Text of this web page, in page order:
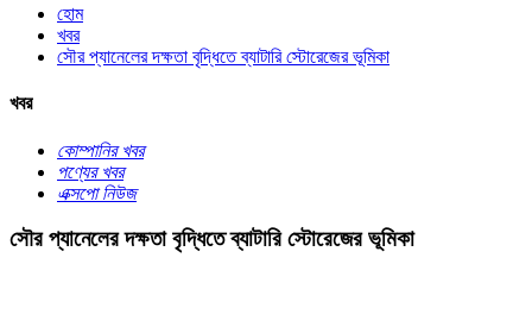
হোম
খবর
সৌর প্যানেলের দক্ষতা বৃদ্ধিতে ব্যাটারি স্টোরেজের ভূমিকা
খবর
কোম্পানির খবর
পণ্যের খবর
এক্সপো নিউজ
সৌর প্যানেলের দক্ষতা বৃদ্ধিতে ব্যাটারি স্টোরেজের ভূমিকা